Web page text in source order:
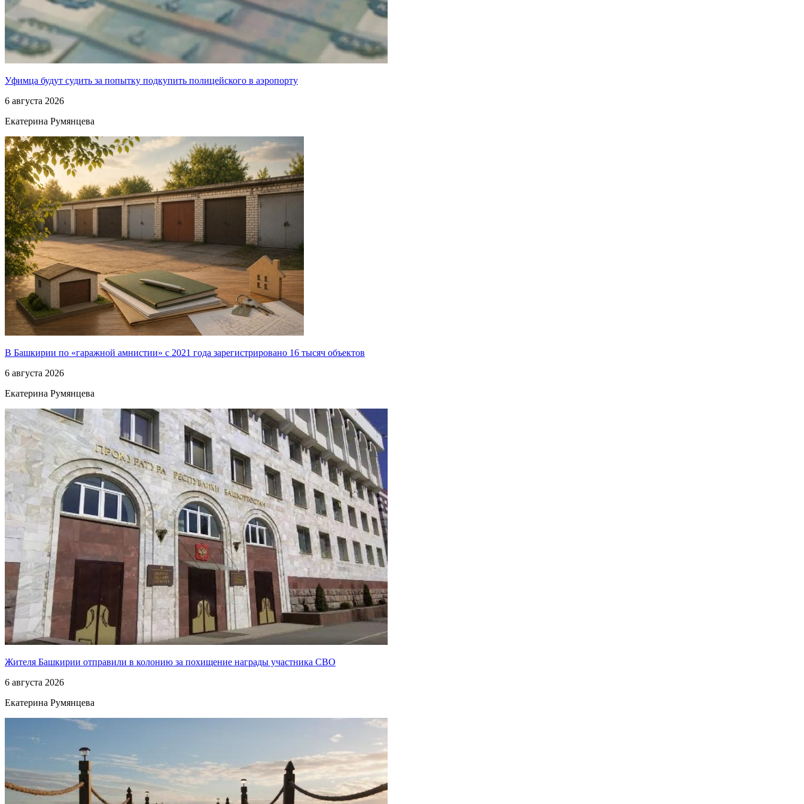
Уфимца будут судить за попытку подкупить полицейского в аэропорту
6 августа 2026
Екатерина Румянцева
В Башкирии по «гаражной амнистии» с 2021 года зарегистрировано 16 тысяч объектов
6 августа 2026
Екатерина Румянцева
Жителя Башкирии отправили в колонию за похищение награды участника СВО
6 августа 2026
Екатерина Румянцева